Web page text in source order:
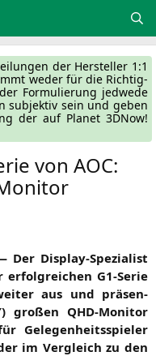
der Her­stel­ler 1:1
weder für die Rich­tig­
For­mu­lie­rung jed­we­de
sub­jek­tiv sein und geben
der auf Pla­net 3DNow!
von AOC:
Der Dis­play-Spe­zia­list
G1-Serie
aus und prä­sen­
gro­ßen QHD-Moni­tor
Gele­gen­heits­spie­ler
im Ver­gleich zu den